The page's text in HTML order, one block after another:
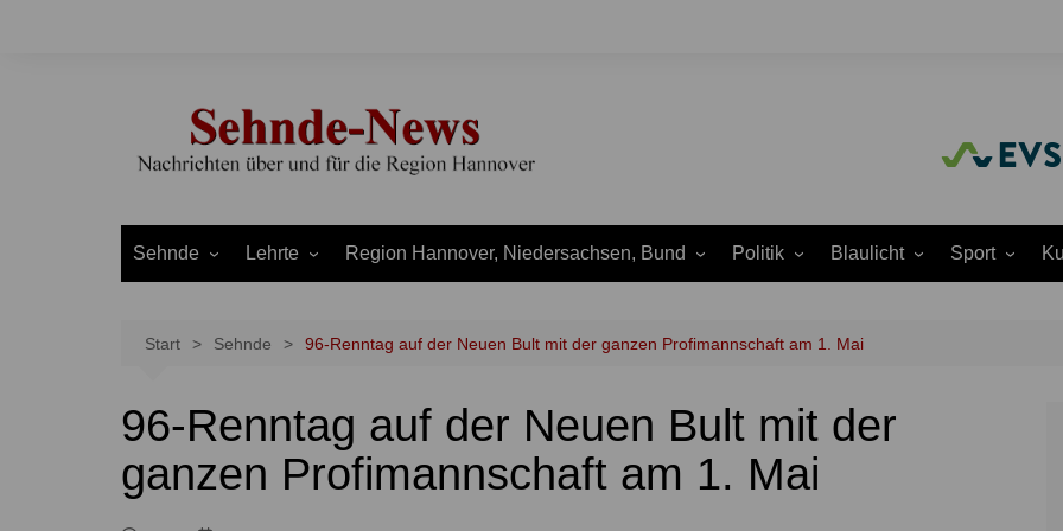
Sehnde
Bolzum
Evern
Haimar
Lehrte
Aligse
Hämelerwald
Immensen
Region Hannover, Niedersachsen, Bund
Uetze
LEADER und Börderegion
Land Niedersachsen
Politik
Ortsrat
Parteien
Blaulicht
Justiz
Rettungsdienst
Sport
Start Sehnde 96-Renntag auf der Neuen Bult mit der ganzen Profimannschaft am 1. Mai
96-Renntag auf der Neuen Bult mit der
ganzen Profimannschaft am 1. Mai